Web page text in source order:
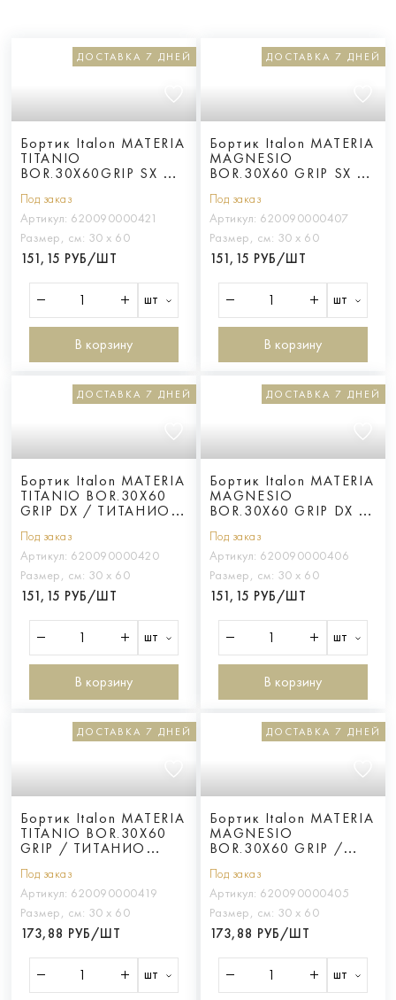
ДОСТАВКА 7 ДНЕЙ
Бортик Italon MATERIA
TITANIO
BOR.30X60GRIP SX /
ЛЕВ
Под заказ
Артикул: 620090000421
Размер, см: 30 х 60
151,15 РУБ/ШТ
шт
В корзину
ДОСТАВКА 7 ДНЕЙ
Бортик Italon MATERIA
MAGNESIO
BOR.30X60 GRIP SX /
ГРИП ЛЕВ
Под заказ
Артикул: 620090000407
Размер, см: 30 х 60
151,15 РУБ/ШТ
шт
В корзину
ДОСТАВКА 7 ДНЕЙ
Бортик Italon MATERIA
TITANIO BOR.30X60
GRIP DX / ТИТАНИО
Под заказ
Артикул: 620090000420
Размер, см: 30 х 60
151,15 РУБ/ШТ
шт
В корзину
ДОСТАВКА 7 ДНЕЙ
Бортик Italon MATERIA
MAGNESIO
BOR.30X60 GRIP DX /
ГРИП ПР
Под заказ
Артикул: 620090000406
Размер, см: 30 х 60
151,15 РУБ/ШТ
шт
В корзину
ДОСТАВКА 7 ДНЕЙ
Бортик Italon MATERIA
TITANIO BOR.30X60
GRIP / ТИТАНИО
Под заказ
Артикул: 620090000419
Размер, см: 30 х 60
173,88 РУБ/ШТ
шт
ДОСТАВКА 7 ДНЕЙ
Бортик Italon MATERIA
MAGNESIO
BOR.30X60 GRIP /
БОРT.30X60 ГРИП
Под заказ
Артикул: 620090000405
Размер, см: 30 х 60
173,88 РУБ/ШТ
шт